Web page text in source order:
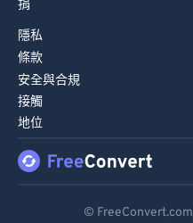
捐
隱私
條款
安全與合規
接觸
地位
©